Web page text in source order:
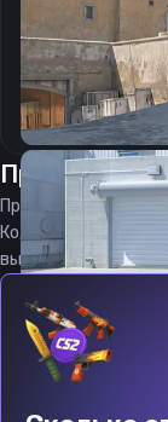
CSGO-
ПрицелДЖФ
Прицел DJF
Код прицела
вы могли играть с